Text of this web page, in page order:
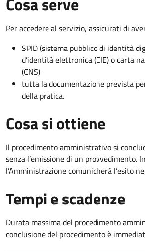
Per accedere al servizio, assicurati di
SPID (sistema pubblico di identità
d’identità elettronica (CIE) o carta
(CNS)
tutta la documentazione prevista
della pratica.
Cosa si ottiene
Il procedimento amministrativo si
senza l’emissione di un provvedimento.
l’Amministrazione comunicherà l’esito
Tempi e scadenze
Durata massima del procedimento
conclusione del procedimento è